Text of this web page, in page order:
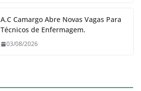
A.C Camargo Abre Novas Vagas Para
Técnicos de Enfermagem.
03/08/2026